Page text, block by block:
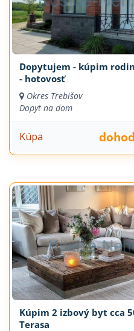
Dopytujem - kúpim
- hotovosť
Okres Trebišov
Dopyt na dom
Kúpa
Kúpim 2 izbový byt cca
Terasa